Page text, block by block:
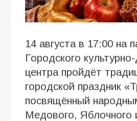
14 августа в 17:00 на
Городского
центра пройдёт
городской праздник
посвящённый
Медового, Яблочного